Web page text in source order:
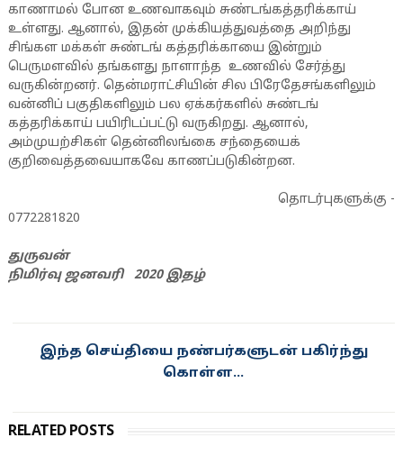
காணாமல் போன உணவாகவும் சுண்டங்கத்தரிக்காய்
உள்ளது. ஆனால், இதன் முக்கியத்துவத்தை அறிந்து
சிங்கள மக்கள் சுண்டங் கத்தரிக்காயை இன்றும்
பெருமளவில் தங்களது நாளாந்த உணவில் சேர்த்து
வருகின்றனர். தென்மராட்சியின் சில பிரேதேசங்களிலும்
வன்னிப் பகுதிகளிலும் பல ஏக்கர்களில் சுண்டங்
கத்தரிக்காய் பயிரிடப்பட்டு வருகிறது. ஆனால்,
அம்முயற்சிகள் தென்னிலங்கை சந்தையைக்
குறிவைத்தவையாகவே காணப்படுகின்றன.
தொடர்புகளுக்கு -
0772281820
துருவன்
நிமிர்வு ஜனவரி 2020 இதழ்
இந்த செய்தியை நண்பர்களுடன் பகிர்ந்து
கொள்ள...
RELATED POSTS